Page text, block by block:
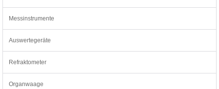
Messinstrumente
Auswertegeräte
Refraktometer
Organwaage